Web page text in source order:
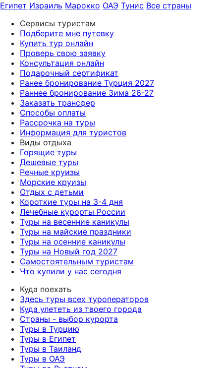
Египет Израиль Марокко ОАЭ Тунис Все страны
Сервисы туристам
Подберите мне путевку
Купить тур онлайн
Проверь свою заявку
Консультация онлайн
Подарочный сертификат
Ранее бронирование Турция 2027
Раннее бронирование Зима 26-27
Заказать трансфер
Способы оплаты
Рассрочка на туры
Информация для туристов
Виды отдыха
Горящие туры
Дешевые туры
Речные круизы
Морские круизы
Отдых с детьми
Короткие туры на 3-4 дня
Лечебные курорты России
Туры на весенние каникулы
Туры на майские праздники
Туры на осенние каникулы
Туры на Новый год 2027
Самостоятельным туристам
Что купили у нас сегодня
Куда поехать
Здесь туры всех туроператоров
Куда улететь из твоего города
Страны - выбор курорта
Туры в Турцию
Туры в Египет
Туры в Таиланд
Туры в ОАЭ